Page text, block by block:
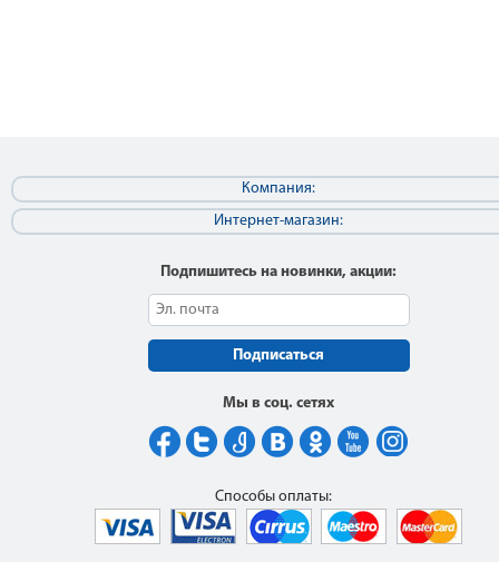
Компания:
Интернет-магазин:
Подпишитесь на новинки, акции:
Подписаться
Мы в соц. сетях
Способы оплаты: